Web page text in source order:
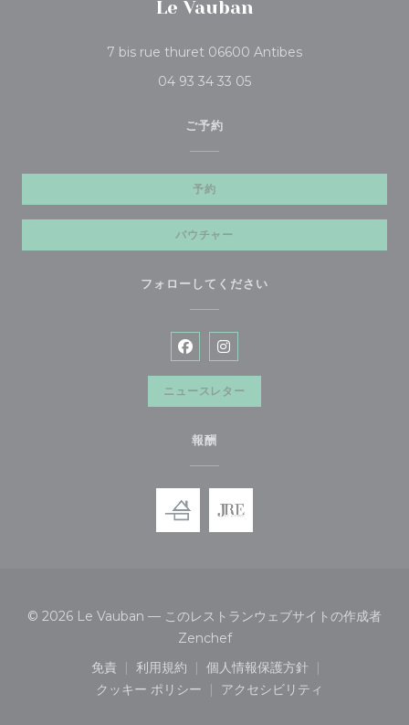
Le Vauban
7 bis rue thuret 06600 Antibes((新しいウィンド
04 93 34 33 05
ご予約
予約
バウチャー
フォローしてください
Facebook ((新しいウィンドウで
Instagram ((新しいウィン
ニュースレター
報酬
© 2026 Le Vauban — このレストランウェブサイトの作成者
Zenchef((新しいウィンドウで開きます
免責
((新しいウィンドウで開きます))
利用規約
((新しいウィンドウで開きます))
個人情報保護方針
((新しいウィンドウで開
クッキー ポリシー
((新しいウィンドウで開きます))
アクセシビリティ
((新しいウィンドウで